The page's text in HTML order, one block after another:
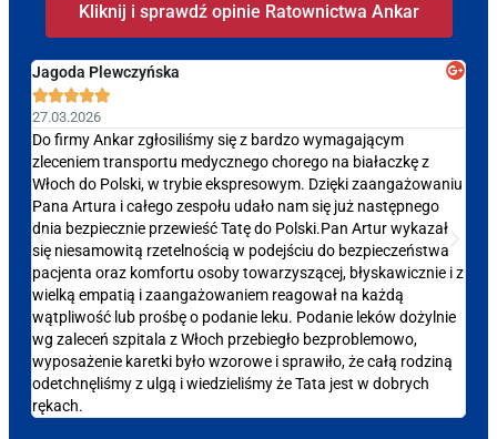
Kliknij i sprawdź opinie Ratownictwa Ankar
Jagoda Plewczyńska

27.03.2026
Do firmy Ankar zgłosiliśmy się z bardzo wymagającym
zleceniem transportu medycznego chorego na białaczkę z
Włoch do Polski, w trybie ekspresowym. Dzięki zaangażowaniu
Pana Artura i całego zespołu udało nam się już następnego
dnia bezpiecznie przewieść Tatę do Polski.Pan Artur wykazał
się niesamowitą rzetelnością w podejściu do bezpieczeństwa
pacjenta oraz komfortu osoby towarzyszącej, błyskawicznie i z
wielką empatią i zaangażowaniem reagował na każdą
wątpliwość lub prośbę o podanie leku. Podanie leków dożylnie
wg zaleceń szpitala z Włoch przebiegło bezproblemowo,
wyposażenie karetki było wzorowe i sprawiło, że całą rodziną
odetchnęliśmy z ulgą i wiedzieliśmy że Tata jest w dobrych
rękach.